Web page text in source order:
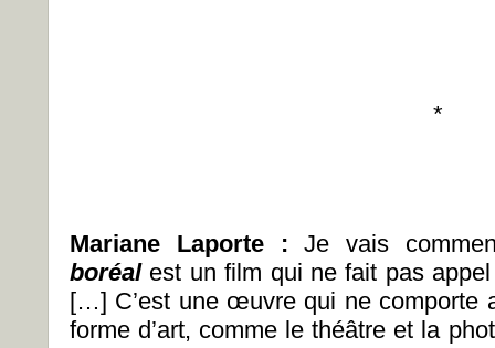
*
Mariane Laporte : Je vais
boréal est un film qui ne fait pas
[…] C’est une œuvre qui ne comporte
forme d’art, comme le théâtre et la